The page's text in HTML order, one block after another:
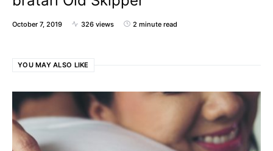
October 7, 2019 326 views 2 minute read
YOU MAY ALSO LIKE